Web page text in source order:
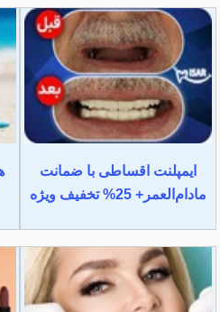
ایمپلنت اقساطی با ضمانت
مادام‌العمر+ 25% تخفیف ویژه